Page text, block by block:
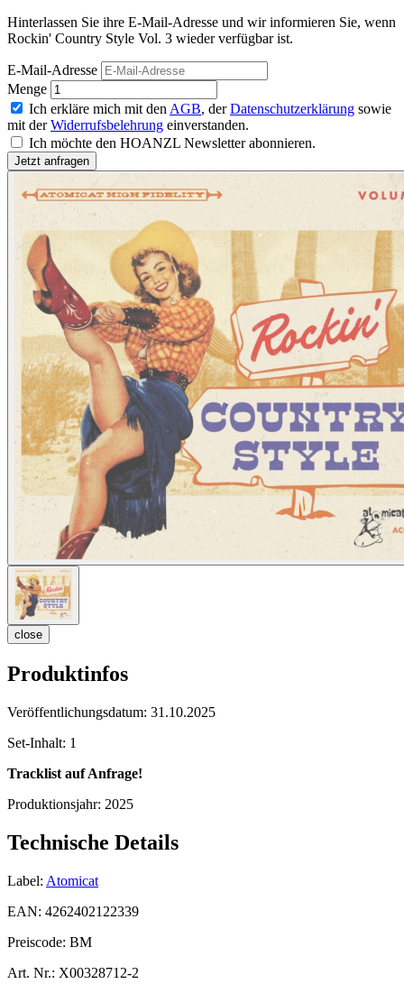
Hinterlassen Sie ihre E-Mail-Adresse und wir informieren Sie, wenn
Rockin' Country Style Vol. 3 wieder verfügbar ist.
E-Mail-Adresse
Menge
Ich erkläre mich mit den AGB, derDatenschutzerklärung sowie
mit derWiderrufsbelehrung einverstanden.
Ich möchte den HOANZL Newsletter abonnieren.
close
Produktinfos
Veröffentlichungsdatum: 31.10.2025
Set-Inhalt: 1
Tracklist auf Anfrage!
Produktionsjahr: 2025
Technische Details
Label: Atomicat
EAN: 4262402122339
Preiscode: BM
Art. Nr.: X00328712-2